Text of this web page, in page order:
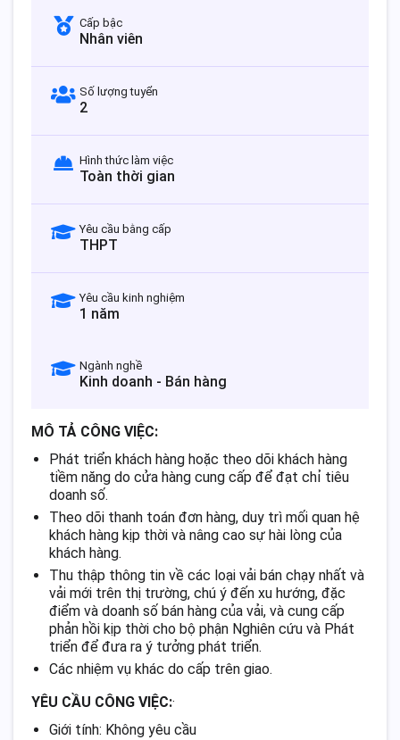
Cấp bậc
Nhân viên
Số lượng tuyển
2
Hình thức làm việc
Toàn thời gian
Yêu cầu bằng cấp
THPT
Yêu cầu kinh nghiệm
1 năm
Ngành nghề
Kinh doanh - Bán hàng
MÔ TẢ CÔNG VIỆC:
Phát triển khách hàng hoặc theo dõi khách hàng
tiềm năng do cửa hàng cung cấp để đạt chỉ tiêu
doanh số.
Theo dõi thanh toán đơn hàng, duy trì mối quan hệ
khách hàng kịp thời và nâng cao sự hài lòng của
khách hàng.
Thu thập thông tin về các loại vải bán chạy nhất và
vải mới trên thị trường, chú ý đến xu hướng, đặc
điểm và doanh số bán hàng của vải, và cung cấp
phản hồi kịp thời cho bộ phận Nghiên cứu và Phát
triển để đưa ra ý tưởng phát triển.
Các nhiệm vụ khác do cấp trên giao.
YÊU CẦU CÔNG VIỆC:·
Giới tính: Không yêu cầu